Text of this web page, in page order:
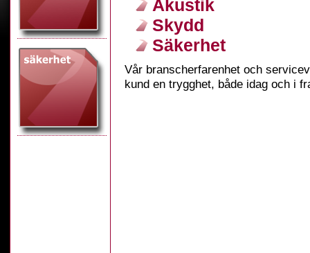
Akustik
Skydd
Säkerhet
Vår branscherfarenhet och
kund en trygghet, både idag och i